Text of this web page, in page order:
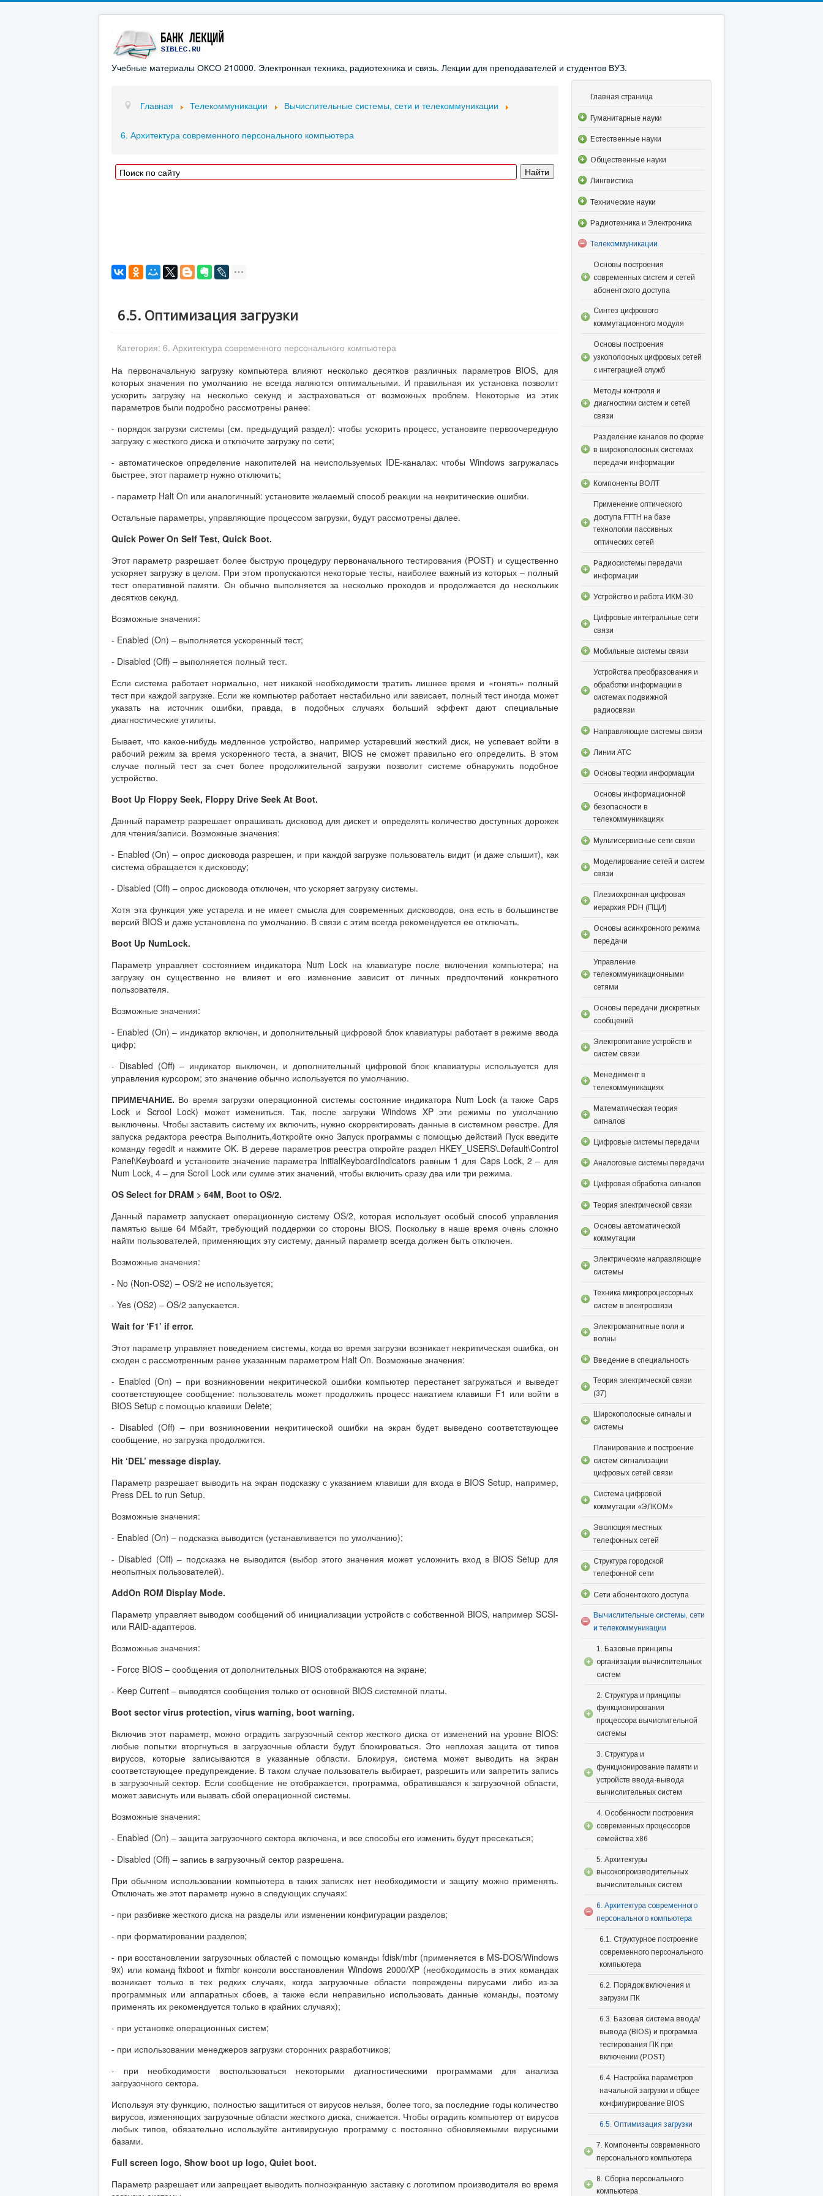
Учебные материалы ОКСО 210000. Электронная техника, радиотехника и связь. Лекции для преподавателей и студентов ВУЗ.
Главная Телекоммуникации Вычислительные системы, сети и телекоммуникации
6. Архитектура современного персонального компьютера
6.5. Оптимизация загрузки
Категория: 6. Архитектура современного персонального компьютера
На первоначальную загрузку компьютера влияют несколько десятков различных параметров BIOS, для
которых значения по умолчанию не всегда являются оптимальными. И правильная их установка позволит
ускорить загрузку на несколько секунд и застраховаться от возможных проблем. Некоторые из этих
параметров были подробно рассмотрены ранее:
- порядок загрузки системы (см. предыдущий раздел): чтобы ускорить процесс, установите первоочередную
загрузку с жесткого диска и отключите загрузку по сети;
- автоматическое определение накопителей на неиспользуемых IDE-каналах: чтобы Windows загружалась
быстрее, этот параметр нужно отключить;
- параметр Halt On или аналогичный: установите желаемый способ реакции на некритические ошибки.
Остальные параметры, управляющие процессом загрузки, будут рассмотрены далее.
Quick Power On Self Test, Quick Boot.
Этот параметр разрешает более быструю процедуру первоначального тестирования (POST) и существенно
ускоряет загрузку в целом. При этом пропускаются некоторые тесты, наиболее важный из которых – полный
тест оперативной памяти. Он обычно выполняется за несколько проходов и продолжается до нескольких
десятков секунд.
Возможные значения:
- Enabled (On) – выполняется ускоренный тест;
- Disabled (Off) – выполняется полный тест.
Если система работает нормально, нет никакой необходимости тратить лишнее время и «гонять» полный
тест при каждой загрузке. Если же компьютер работает нестабильно или зависает, полный тест иногда может
указать на источник ошибки, правда, в подобных случаях больший эффект дают специальные
диагностические утилиты.
Бывает, что какое-нибудь медленное устройство, например устаревший жесткий диск, не успевает войти в
рабочий режим за время ускоренного теста, а значит, BIOS не сможет правильно его определить. В этом
случае полный тест за счет более продолжительной загрузки позволит системе обнаружить подобное
устройство.
Boot Up Floppy Seek, Floppy Drive Seek At Boot.
Данный параметр разрешает опрашивать дисковод для дискет и определять количество доступных дорожек
для чтения/записи. Возможные значения:
- Enabled (On) – опрос дисковода разрешен, и при каждой загрузке пользователь видит (и даже слышит), как
система обращается к дисководу;
- Disabled (Off) – опрос дисковода отключен, что ускоряет загрузку системы.
Хотя эта функция уже устарела и не имеет смысла для современных дисководов, она есть в большинстве
версий BIOS и даже установлена по умолчанию. В связи с этим всегда рекомендуется ее отключать.
Boot Up NumLock.
Параметр управляет состоянием индикатора Num Lock на клавиатуре после включения компьютера; на
загрузку он существенно не влияет и его изменение зависит от личных предпочтений конкретного
пользователя.
Возможные значения:
- Enabled (On) – индикатор включен, и дополнительный цифровой блок клавиатуры работает в режиме ввода
цифр;
- Disabled (Off) – индикатор выключен, и дополнительный цифровой блок клавиатуры используется для
управления курсором; это значение обычно используется по умолчанию.
ПРИМЕЧАНИЕ. Во время загрузки операционной системы состояние индикатора Num Lock (а также Caps
Lock и Scrool Lock) может измениться. Так, после загрузки Windows XP эти режимы по умолчанию
выключены. Чтобы заставить систему их включить, нужно скорректировать данные в системном реестре. Для
запуска редактора реестра Выполнить,4откройте окно Запуск программы с помощью действий Пуск введите
команду regedit и нажмите OK. В дереве параметров реестра откройте раздел HKEY_USERS\.Default\Control
Panel\Keyboard и установите значение параметра InitialKeyboardIndicators равным 1 для Caps Lock, 2 – для
Num Lock, 4 – для Scroll Lock или сумме этих значений, чтобы включить сразу два или три режима.
OS Select for DRAM > 64M, Boot to OS/2.
Данный параметр запускает операционную систему OS/2, которая использует особый способ управления
памятью выше 64 Мбайт, требующий поддержки со стороны BIOS. Поскольку в наше время очень сложно
найти пользователей, применяющих эту систему, данный параметр всегда должен быть отключен.
Возможные значения:
- No (Non-OS2) – OS/2 не используется;
- Yes (OS2) – OS/2 запускается.
Wait for ‘F1’ if error.
Этот параметр управляет поведением системы, когда во время загрузки возникает некритическая ошибка, он
сходен с рассмотренным ранее указанным параметром Halt On. Возможные значения:
- Enabled (On) – при возникновении некритической ошибки компьютер перестанет загружаться и выведет
соответствующее сообщение: пользователь может продолжить процесс нажатием клавиши F1 или войти в
BIOS Setup с помощью клавиши Delete;
- Disabled (Off) – при возникновении некритической ошибки на экран будет выведено соответствующее
сообщение, но загрузка продолжится.
Hit ‘DEL’ message display.
Параметр разрешает выводить на экран подсказку с указанием клавиши для входа в BIOS Setup, например,
Press DEL to run Setup.
Возможные значения:
- Enabled (On) – подсказка выводится (устанавливается по умолчанию);
- Disabled (Off) – подсказка не выводится (выбор этого значения может усложнить вход в BIOS Setup для
неопытных пользователей).
AddOn ROM Display Mode.
Параметр управляет выводом сообщений об инициализации устройств с собственной BIOS, например SCSI-
или RAID-адаптеров.
Возможные значения:
- Force BIOS – сообщения от дополнительных BIOS отображаются на экране;
- Keep Current – выводятся сообщения только от основной BIOS системной платы.
Boot sector virus protection, virus warning, boot warning.
Включив этот параметр, можно оградить загрузочный сектор жесткого диска от изменений на уровне BIOS:
любые попытки вторгнуться в загрузочные области будут блокироваться. Это неплохая защита от типов
вирусов, которые записываются в указанные области. Блокируя, система может выводить на экран
соответствующее предупреждение. В таком случае пользователь выбирает, разрешить или запретить запись
в загрузочный сектор. Если сообщение не отображается, программа, обратившаяся к загрузочной области,
может зависнуть или вызвать сбой операционной системы.
Возможные значения:
- Enabled (On) – защита загрузочного сектора включена, и все способы его изменить будут пресекаться;
- Disabled (Off) – запись в загрузочный сектор разрешена.
При обычном использовании компьютера в таких записях нет необходимости и защиту можно применять.
Отключать же этот параметр нужно в следующих случаях:
- при разбивке жесткого диска на разделы или изменении конфигурации разделов;
- при форматировании разделов;
- при восстановлении загрузочных областей с помощью команды fdisk/mbr (применяется в MS-DOS/Windows
9x) или команд fixboot и fixmbr консоли восстановления Windows 2000/XP (необходимость в этих командах
возникает только в тех редких случаях, когда загрузочные области повреждены вирусами либо из-за
программных или аппаратных сбоев, а также если неправильно использовать данные команды, поэтому
применять их рекомендуется только в крайних случаях);
- при установке операционных систем;
- при использовании менеджеров загрузки сторонних разработчиков;
- при необходимости воспользоваться некоторыми диагностическими программами для анализа
загрузочного сектора.
Используя эту функцию, полностью защититься от вирусов нельзя, более того, за последние годы количество
вирусов, изменяющих загрузочные области жесткого диска, снижается. Чтобы оградить компьютер от вирусов
любых типов, обязательно используйте антивирусную программу с постоянно обновляемыми вирусными
базами.
Full screen logo, Show boot up logo, Quiet boot.
Параметр разрешает или запрещает выводить полноэкранную заставку с логотипом производителя во время
Главная страница
Гуманитарные науки
Естественные науки
Общественные науки
Лингвистика
Технические науки
Радиотехника и Электроника
Телекоммуникации
Основы построения
современных систем и сетей
абонентского доступа
Синтез цифрового
коммутационного модуля
Основы построения
узкополосных цифровых сетей
с интеграцией служб
Методы контроля и
диагностики систем и сетей
связи
Разделение каналов по форме
в широкополосных системах
передачи информации
Компоненты ВОЛТ
Применение оптического
доступа FTTH на базе
технологии пассивных
оптических сетей
Радиосистемы передачи
информации
Устройство и работа ИКМ-30
Цифровые интегральные сети
связи
Мобильные системы связи
Устройства преобразования и
обработки информации в
системах подвижной
радиосвязи
Направляющие системы связи
Линии АТС
Основы теории информации
Основы информационной
безопасности в
телекоммуникациях
Мультисервисные сети связи
Моделирование сетей и систем
связи
Плезиохронная цифровая
иерархия PDH (ПЦИ)
Основы асинхронного режима
передачи
Управление
телекоммуникационными
сетями
Основы передачи дискретных
сообщений
Электропитание устройств и
систем связи
Менеджмент в
телекоммуникациях
Математическая теория
сигналов
Цифровые системы передачи
Аналоговые системы передачи
Цифровая обработка сигналов
Теория электрической связи
Основы автоматической
коммутации
Электрические направляющие
системы
Техника микропроцессорных
систем в электросвязи
Электромагнитные поля и
волны
Введение в специальность
Теория электрической связи
(37)
Широкополосные сигналы и
системы
Планирование и построение
систем сигнализации
цифровых сетей связи
Система цифровой
коммутации «ЭЛКОМ»
Эволюция местных
телефонных сетей
Структура городской
телефонной сети
Сети абонентского доступа
Вычислительные системы, сети
и телекоммуникации
1. Базовые принципы
организации вычислительных
систем
2. Структура и принципы
функционирования
процессора вычислительной
системы
3. Структура и
функционирование памяти и
устройств ввода-вывода
вычислительных систем
4. Особенности построения
современных процессоров
семейства x86
5. Архитектуры
высокопроизводительных
вычислительных систем
6. Архитектура современного
персонального компьютера
6.1. Структурное построение
современного персонального
компьютера
6.2. Порядок включения и
загрузки ПК
6.3. Базовая система ввода/
вывода (BIOS) и программа
тестирования ПК при
включении (POST)
6.4. Настройка параметров
начальной загрузки и общее
конфигурирование BIOS
6.5. Оптимизация загрузки
7. Компоненты современного
персонального компьютера
8. Сборка персонального
компьютера